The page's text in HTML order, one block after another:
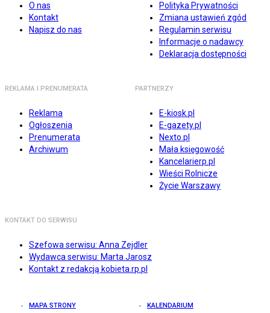
O nas
Kontakt
Napisz do nas
Polityka Prywatności
Zmiana ustawień zgód
Regulamin serwisu
Informacje o nadawcy
Deklaracja dostępności
REKLAMA I PRENUMERATA
Reklama
Ogłoszenia
Prenumerata
Archiwum
PARTNERZY
E-kiosk.pl
E-gazety.pl
Nexto.pl
Mała księgowość
Kancelarierp.pl
Wieści Rolnicze
Życie Warszawy
KONTAKT DO SERWISU
Szefowa serwisu: Anna Zejdler
Wydawca serwisu: Marta Jarosz
Kontakt z redakcją kobieta.rp.pl
MAPA STRONY KALENDARIUM